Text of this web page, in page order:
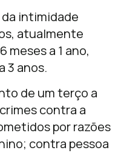
intimidade
atualmente
meses a 1 ano,
3 anos.
de um terço a
contra a
por razões
contra pessoa